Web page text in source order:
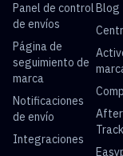
Panel de control
de envíos
Página de
seguimiento de
marca
Notificaciones
de envío
Integraciones
Blog